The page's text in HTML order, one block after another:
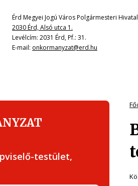
Érd Megyei Jogú Város Polgármesteri
2030 Érd, Alsó utca 1.
Levélcím: 2031 Érd, Pf.: 31.
E-mail: onkormanyzat@erd.hu
testület,